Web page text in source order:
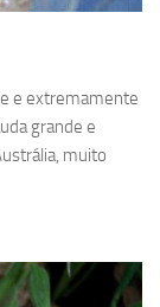
e extremamente
grande e
muito